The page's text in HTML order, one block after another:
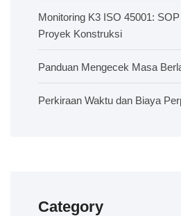
Monitoring K3 ISO 45001:
Proyek Konstruksi
Panduan Mengecek Masa
Perkiraan Waktu dan Biaya
Category